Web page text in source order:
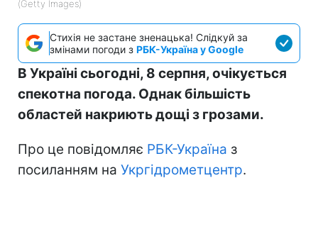
(Getty Images)
Стихія не застане зненацька! Слідкуй за
змінами погоди з РБК-Україна у Google
В Україні сьогодні, 8 серпня, очікується
спекотна погода. Однак більшість
областей накриють дощі з грозами.
Про це повідомляє РБК-Україна з
посиланням на Укргідрометцентр.